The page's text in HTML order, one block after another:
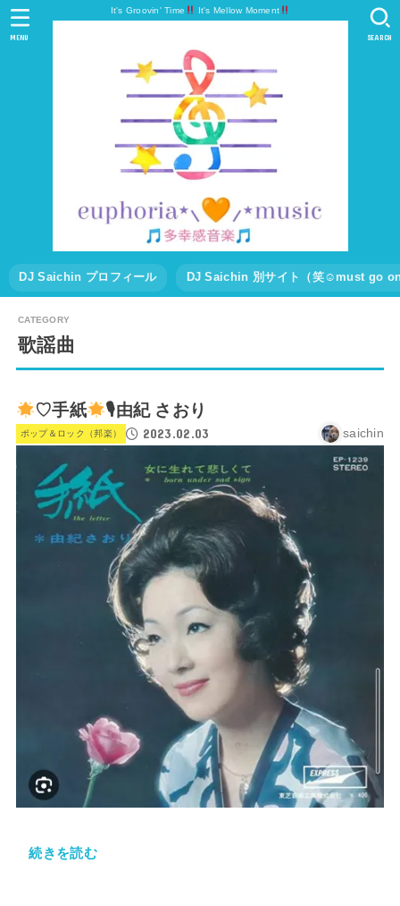
It's Groovin' Time It's Mellow Moment
DJ Saichin プロフィール DJ Saichin 別サイト（笑☺must go
SEARCH
MENU
歌謡曲
♡手紙 🎙由紀 さおり
ポップ＆ロック（邦楽） 2023.02.03 saichin
続きを読む